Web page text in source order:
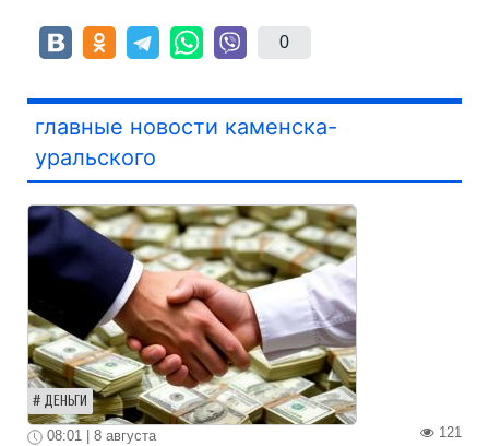
0
главные новости каменска-
уральского
ДЕНЬГИ
121
08:01 | 8 августа